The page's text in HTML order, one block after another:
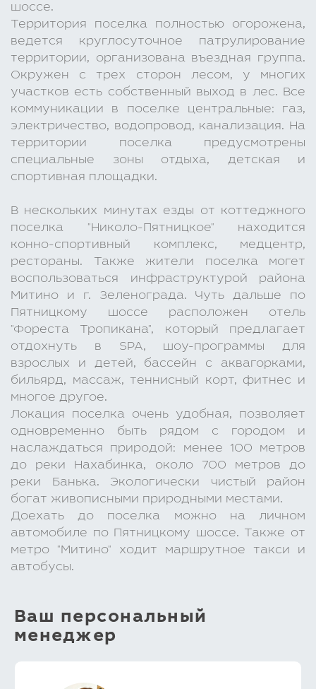
шоссе.
Территория поселка полностью огорожена,
ведется круглосуточное патрулирование
территории, организована въездная группа.
Окружен с трех сторон лесом, у многих
участков есть собственный выход в лес. Все
коммуникации в поселке центральные: газ,
электричество, водопровод, канализация. На
территории поселка предусмотрены
специальные зоны отдыха, детская и
спортивная площадки.
В нескольких минутах езды от коттеджного
поселка "Николо-Пятницкое" находится
конно-спортивный комплекс, медцентр,
рестораны. Также жители поселка могет
воспользоваться инфраструктурой района
Митино и г. Зеленограда. Чуть дальше по
Пятницкому шоссе расположен отель
"Фореста Тропикана", который предлагает
отдохнуть в SPA, шоу-программы для
взрослых и детей, бассейн с аквагорками,
бильярд, массаж, теннисный корт, фитнес и
многое другое.
Локация поселка очень удобная, позволяет
одновременно быть рядом с городом и
наслаждаться природой: менее 100 метров
до реки Нахабинка, около 700 метров до
реки Банька. Экологически чистый район
богат живописными природными местами.
Доехать до поселка можно на личном
автомобиле по Пятницкому шоссе. Также от
метро "Митино" ходит маршрутное такси и
автобусы.
Ваш персональный
менеджер